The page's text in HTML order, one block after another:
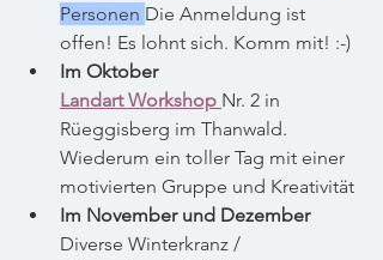
Personen Die Anmeldung ist
offen! Es lohnt sich. Komm mit! :-)
Im Oktober
Landart Workshop Nr. 2 in
Rüeggisberg im Thanwald.
Wiederum ein toller Tag mit einer
motivierten Gruppe und Kreativität
Im November und Dezember
Diverse Winterkranz /